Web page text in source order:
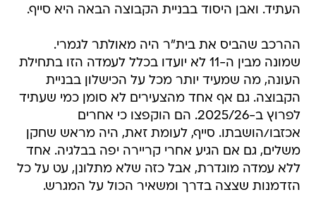
העתיד. ואבן היסוד בבניית הקבוצה הבאה היא סייף.
ההרכב שהביס את בית"ר היה מאולתר לגמרי.
שמונה מבין ה-11 לא יועדו בכלל לעמדה הזו בתחילת
העונה, מה שמעיד יותר מכל על הכישלון בבניית
הקבוצה. גם אף אחד מהצעירים לא סומן כמי שעתיד
לפרוץ ב-2025/26. הם הוקפצו כי אחרים
אכזבו/הושבתו. סייף, לעומת זאת, היה מראש שחקן
משלים, גם אם הגיע אחרי קריירה יפה בבלגיה. אחד
ללא עמדה מוגדרת, אבל כזה שלא מתלונן, עט על כל
הזדמנות שצצה בדרך ומשאיר הכול על המגרש.